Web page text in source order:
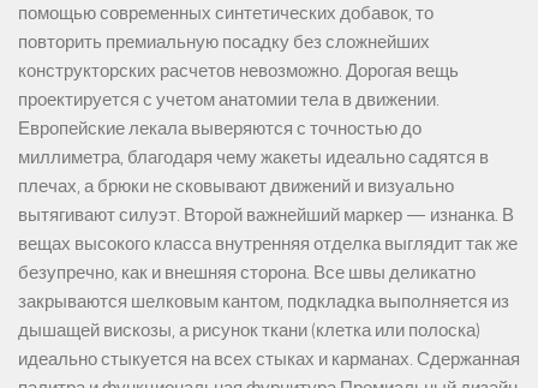
помощью современных синтетических добавок, то
повторить премиальную посадку без сложнейших
конструкторских расчетов невозможно. Дорогая вещь
проектируется с учетом анатомии тела в движении.
Европейские лекала выверяются с точностью до
миллиметра, благодаря чему жакеты идеально садятся в
плечах, а брюки не сковывают движений и визуально
вытягивают силуэт. Второй важнейший маркер — изнанка. В
вещах высокого класса внутренняя отделка выглядит так же
безупречно, как и внешняя сторона. Все швы деликатно
закрываются шелковым кантом, подкладка выполняется из
дышащей вискозы, а рисунок ткани (клетка или полоска)
идеально стыкуется на всех стыках и карманах. Сдержанная